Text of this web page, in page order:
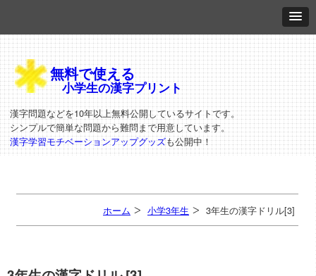
無料で使える
小学生の漢字プリント
漢字問題などを10年以上無料公開しているサイトです。
シンプルで簡単な問題から難問まで用意しています。
漢字学習モチベーションアップグッズも公開中！
ホーム 小学3年生 3年生の漢字ドリル[3]